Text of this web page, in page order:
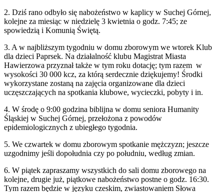
2. Dziś rano odbyło się nabożeństwo w kaplicy w Suchej Górnej,
kolejne za miesiąc w niedzielę 3 kwietnia o godz. 7:45; ze
spowiedzią i Komunią Świętą.
3. A w najbliższym tygodniu w domu zborowym we wtorek Klub
dla dzieci Paprsek. Na działalność klubu Magistrat Miasta
Hawierzowa przyznał także w tym roku dotację; tym razem w
wysokości 30 000 kcz, za którą serdecznie dziękujemy! Środki
wykorzystane zostaną na zajęcia organizowane dla dzieci
uczęszczających na spotkania klubowe, wycieczki, pobyty i in.
4. W środę o 9:00 godzina biblijna w domu seniora Humanity
Śląskiej w Suchej Górnej, przełożona z powodów
epidemiologicznych z ubiegłego tygodnia.
5. We czwartek w domu zborowym spotkanie mężczyzn; jeszcze
uzgodnimy jeśli dopołudnia czy po południu, według zmian.
6. W piątek zapraszamy wszystkich do sali domu zborowego na
kolejne, drugie już, piątkowe nabożeństwo postne o godz. 16:30.
Tym razem będzie w języku czeskim, zwiastowaniem Słowa